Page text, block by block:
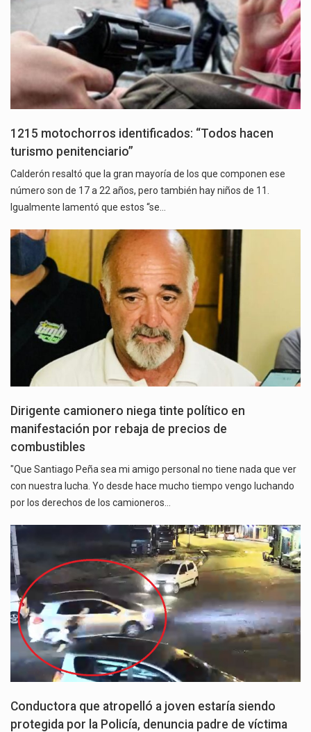
1215 motochorros identificados: “Todos hacen
turismo penitenciario”
Calderón resaltó que la gran mayoría de los que componen ese
número son de 17 a 22 años, pero también hay niños de 11.
Igualmente lamentó que estos “se…
Dirigente camionero niega tinte político en
manifestación por rebaja de precios de
combustibles
"Que Santiago Peña sea mi amigo personal no tiene nada que ver
con nuestra lucha. Yo desde hace mucho tiempo vengo luchando
por los derechos de los camioneros…
Conductora que atropelló a joven estaría siendo
protegida por la Policía, denuncia padre de víctima